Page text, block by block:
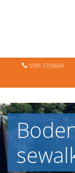
0395 5706669